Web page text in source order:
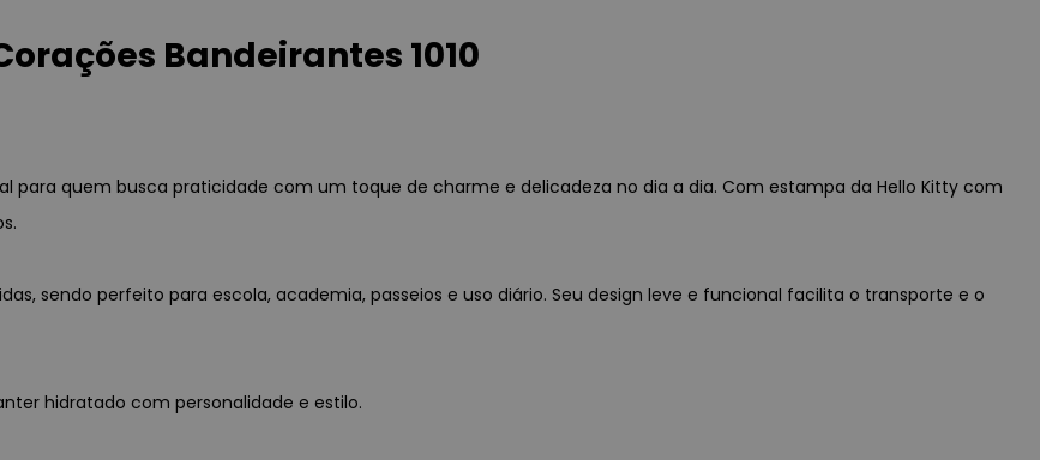
Bandeirantes 1010
para quem busca praticidade com um toque de charme e delicadeza no dia a dia. Com estampa da Hello Kitty com
sendo perfeito para escola, academia, passeios e uso diário. Seu design leve e funcional facilita o transporte e o
hidratado com personalidade e estilo.